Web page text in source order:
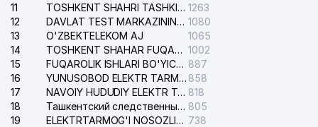
11
TOSHKENT SHAHRI TASHKILOT TELEFONLARI HAQIDA MA'LUMOT BYUROSI 1263
12
DAVLAT TEST MARKAZINING ISHONCH TELEFONLARI 1080
13
O'ZBEKTELEKOM AJ
1065
14
TOSHKENT SHAHAR FUQAROLIK ISHLARI BO'YICHA SUDI 1002
15
FUQAROLIK ISHLARI BO'YICHA YAKKASAROY TUMANLARARO SUDI 887
16
YUNUSOBOD ELEKTR TARMOG'I NOSOZLIKLARI XIZMATI 858
17
NAVOIY HUDUDIY ELEKTR TARMOQLARI KORXONASI AJ 818
18
Ташкентский следственный изолятор 805
19
ELEKTRTARMOG'I NOSOZLIKLARINI TO'ZATISH SERGELI XIZMATI 738